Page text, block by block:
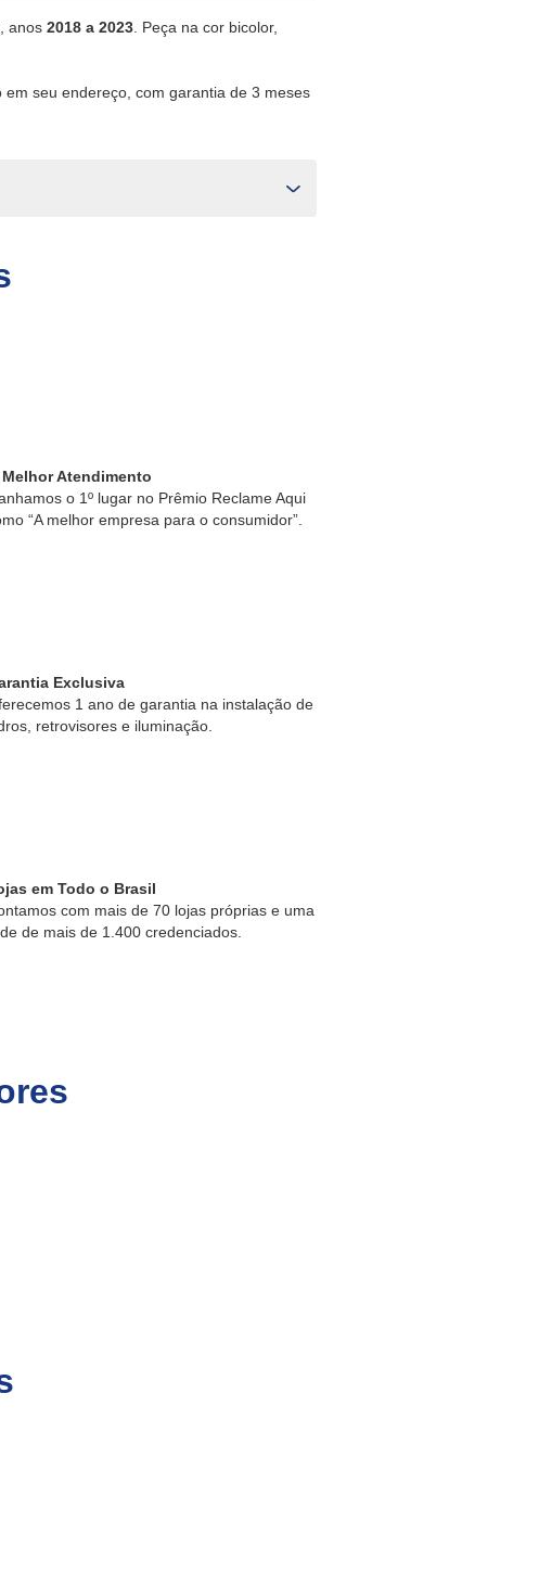
anos 2018 a 2023 . Peça na cor bicolor,
seu endereço, com garantia de 3 meses
Melhor Atendimento
o 1º lugar no Prêmio Reclame Aqui
“A melhor empresa para o consumidor”.
Exclusiva
1 ano de garantia na instalação de
retrovisores e iluminação.
em Todo o Brasil
com mais de 70 lojas próprias e uma
de mais de 1.400 credenciados.